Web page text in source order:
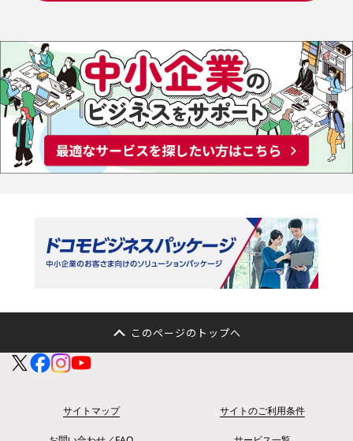
このページのトップへ
サイトマップ サイトのご利用条件